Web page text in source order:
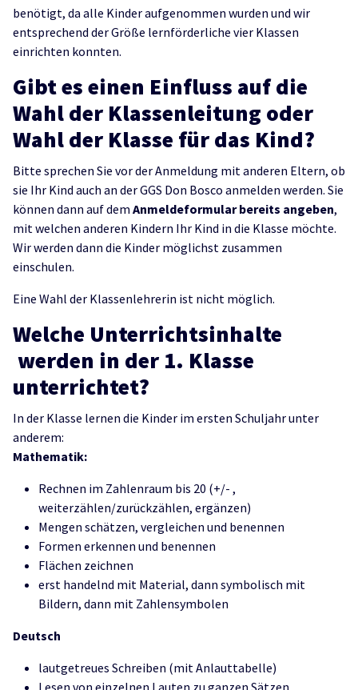
benötigt, da alle Kinder aufgenommen wurden und wir
entsprechend der Größe lernförderliche vier Klassen
einrichten konnten.
Gibt es einen Einfluss auf die
Wahl der Klassenleitung oder
Wahl der Klasse für das Kind?
Bitte sprechen Sie vor der Anmeldung mit anderen Eltern, ob
sie Ihr Kind auch an der GGS Don Bosco anmelden werden. Sie
können dann auf dem Anmeldeformular bereits angeben,
mit welchen anderen Kindern Ihr Kind in die Klasse möchte.
Wir werden dann die Kinder möglichst zusammen
einschulen.
Eine Wahl der Klassenlehrerin ist nicht möglich.
Welche Unterrichtsinhalte
werden in der 1. Klasse
unterrichtet?
In der Klasse lernen die Kinder im ersten Schuljahr unter
anderem:
Mathematik:
Rechnen im Zahlenraum bis 20 (+/- ,
weiterzählen/zurückzählen, ergänzen)
Mengen schätzen, vergleichen und benennen
Formen erkennen und benennen
Flächen zeichnen
erst handelnd mit Material, dann symbolisch mit
Bildern, dann mit Zahlensymbolen
Deutsch
lautgetreues Schreiben (mit Anlauttabelle)
Lesen von einzelnen Lauten zu ganzen Sätzen